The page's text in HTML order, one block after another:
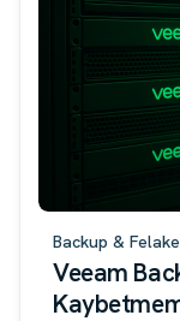
Backup &
Veeam